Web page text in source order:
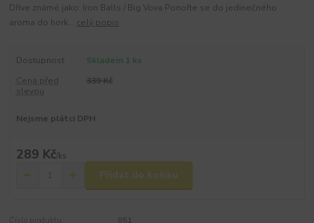
Dříve známé jako: Iron Balls / Big Vova Ponořte se do jedinečného
aroma do hork... celý popis
Dostupnost
Skladem 1 ks
Cena před
slevou
339 Kč
Nejsme plátci DPH
289 Kč/ks
Přidat do košíku